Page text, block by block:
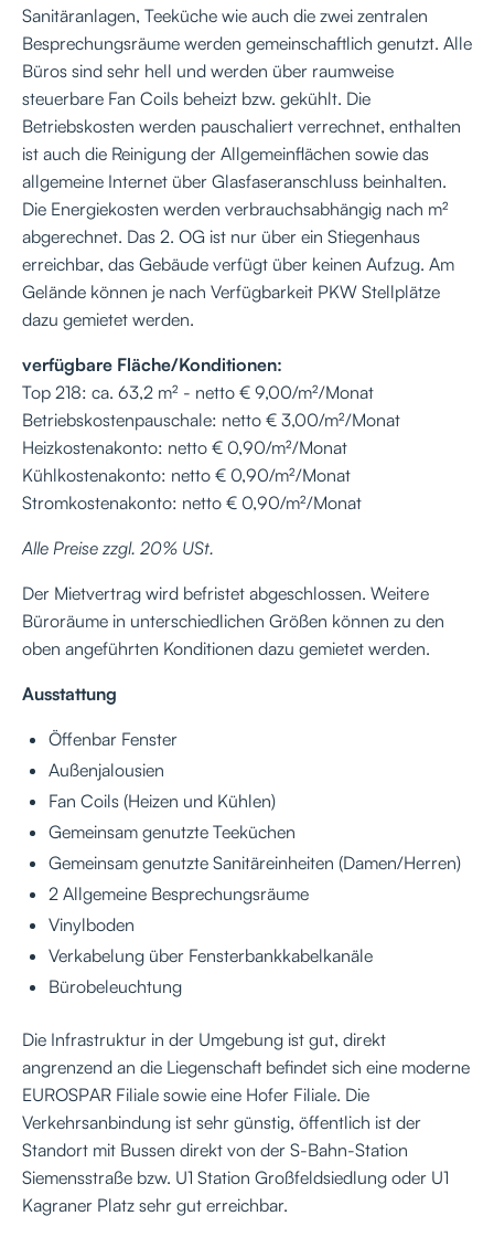
Sanitäranlagen, Teeküche wie auch die zwei zentralen
Besprechungsräume werden gemeinschaftlich genutzt. Alle
Büros sind sehr hell und werden über raumweise
steuerbare Fan Coils beheizt bzw. gekühlt. Die
Betriebskosten werden pauschaliert verrechnet, enthalten
ist auch die Reinigung der Allgemeinflächen sowie das
allgemeine Internet über Glasfaseranschluss beinhalten.
Die Energiekosten werden verbrauchsabhängig nach m²
abgerechnet. Das 2. OG ist nur über ein Stiegenhaus
erreichbar, das Gebäude verfügt über keinen Aufzug. Am
Gelände können je nach Verfügbarkeit PKW Stellplätze
dazu gemietet werden.
verfügbare Fläche/Konditionen:
Top 218: ca. 63,2 m² - netto € 9,00/m²/Monat
Betriebskostenpauschale: netto € 3,00/m²/Monat
Heizkostenakonto: netto € 0,90/m²/Monat
Kühlkostenakonto: netto € 0,90/m²/Monat
Stromkostenakonto: netto € 0,90/m²/Monat
Alle Preise zzgl. 20% USt.
Der Mietvertrag wird befristet abgeschlossen. Weitere
Büroräume in unterschiedlichen Größen können zu den
oben angeführten Konditionen dazu gemietet werden.
Ausstattung
Öffenbar Fenster
Außenjalousien
Fan Coils (Heizen und Kühlen)
Gemeinsam genutzte Teeküchen
Gemeinsam genutzte Sanitäreinheiten (Damen/Herren)
2 Allgemeine Besprechungsräume
Vinylboden
Verkabelung über Fensterbankkabelkanäle
Bürobeleuchtung
Die Infrastruktur in der Umgebung ist gut, direkt
angrenzend an die Liegenschaft befindet sich eine moderne
EUROSPAR Filiale sowie eine Hofer Filiale. Die
Verkehrsanbindung ist sehr günstig, öffentlich ist der
Standort mit Bussen direkt von der S-Bahn-Station
Siemensstraße bzw. U1 Station Großfeldsiedlung oder U1
Kagraner Platz sehr gut erreichbar.